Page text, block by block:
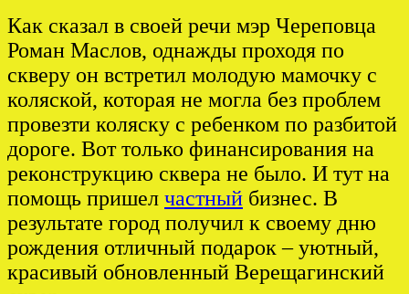
Как сказал в своей речи мэр Череповца
Роман Маслов, однажды проходя по
скверу он встретил молодую мамочку с
коляской, которая не могла без проблем
провезти коляску с ребенком по разбитой
дороге. Вот только финансирования на
реконструкцию сквера не было. И тут на
помощь пришел частный бизнес. В
результате город получил к своему дню
рождения отличный подарок – уютный,
красивый обновленный Верещагинский